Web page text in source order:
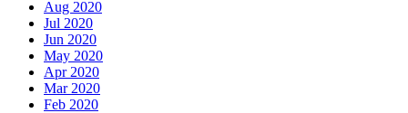
Aug 2020
Jul 2020
Jun 2020
May 2020
Apr 2020
Mar 2020
Feb 2020